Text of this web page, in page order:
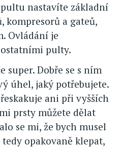
nastavíte základní
kompresorů a gateů,
Ovládání je
pulty.
super. Dobře se s ním
úhel, jaký potřebujete.
ani při vyšších
prsty můžete dělat
se mi, že bych musel
opakovaně klepat,